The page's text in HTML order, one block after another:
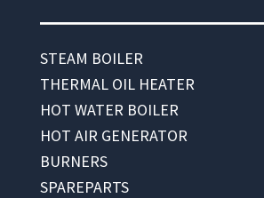
STEAM BOILER
THERMAL OIL HEATER
HOT WATER BOILER
HOT AIR GENERATOR
BURNERS
SPAREPARTS